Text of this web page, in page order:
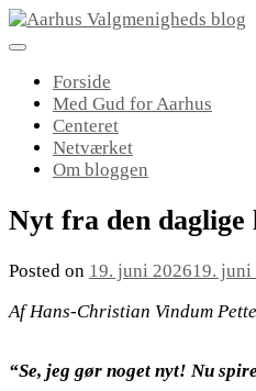
Skip
to
Forside
Med Gud for Aarhus
Centeret
Netværket
Om bloggen
Nyt fra den daglige
Posted on 19. juni 202619. juni
Af Hans-Christian Vindum
“Se, jeg gør noget nyt! Nu